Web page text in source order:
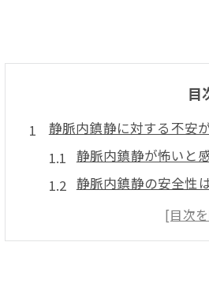
目
静脈内鎮静に対する不安
静脈内鎮静が怖いと
静脈内鎮静の安全性
静脈内鎮静法が不安
静脈内鎮静を受ける